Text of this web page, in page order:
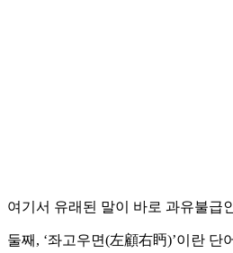
여기서 유래된 말이 바로 과유불급
둘째, ‘좌고우면(左顧右眄)’이란